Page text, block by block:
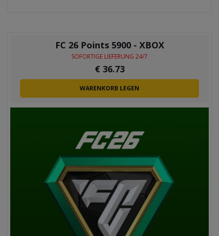
FC 26 Points 5900 - XBOX
SOFORTIGE LIEFERUNG 24/7
€ 36.73
WARENKORB LEGEN